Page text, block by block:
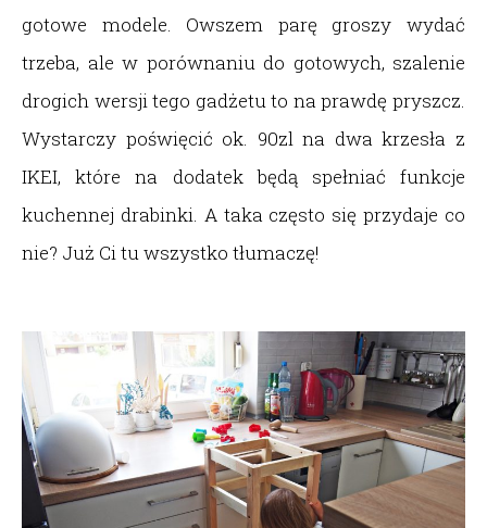
gotowe modele. Owszem parę groszy wydać
trzeba, ale w porównaniu do gotowych, szalenie
drogich wersji tego gadżetu to na prawdę pryszcz.
Wystarczy poświęcić ok. 90zl na dwa krzesła z
IKEI, które na dodatek będą spełniać funkcje
kuchennej drabinki. A taka często się przydaje co
nie? Już Ci tu wszystko tłumaczę!